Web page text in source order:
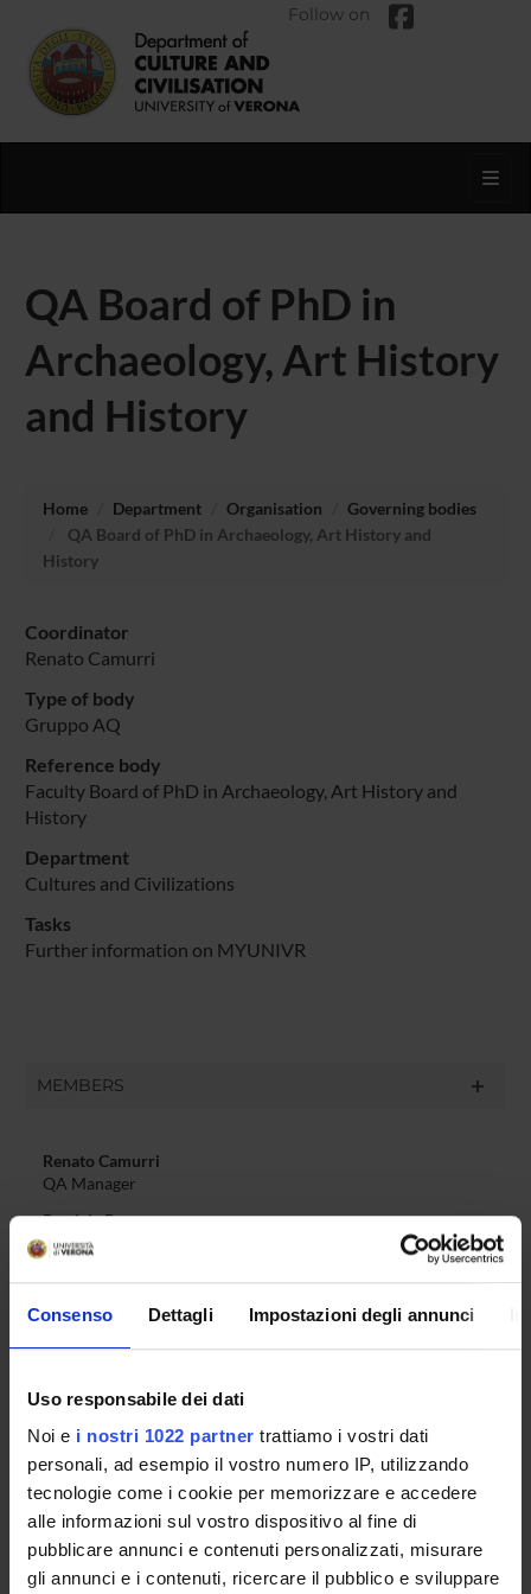
Consenso Dettagli Impostazioni degli annunci
Uso responsabile dei dati
Noi e i nostri 1022 partner trattiamo i vostri dati
personali, ad esempio il vostro numero IP, utilizzando
tecnologie come i cookie per memorizzare e accedere
alle informazioni sul vostro dispositivo al fine di
pubblicare annunci e contenuti personalizzati, misurare
gli annunci e i contenuti, ricercare il pubblico e sviluppare
Follow on
QA Board of PhD in
Archaeology, Art History
and History
Home Department Organisation
Governing bodies
QA Board of PhD in Archaeology, Art History and
History
Coordinator
Renato Camurri
Type of body
Gruppo AQ
Reference body
Faculty Board of PhD in Archaeology, Art History and
History
Department
Cultures and Civilizations
Tasks
Further information on MYUNIVR
MEMBERS
Renato Camurri
QA Manager
Patrizia Basso
Member
Emanuela Gamberoni
Andrea Franzoni
Angelica Gabrielli
PhD student representative
RECORDS AND DOCUMENTS